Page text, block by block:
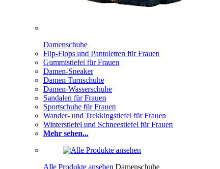
Damenschuhe
Flip-Flops und Pantoletten für Frauen
Gummistiefel für Frauen
Damen-Sneaker
Damen Turnschuhe
Damen-Wasserschuhe
Sandalen für Frauen
Sportschuhe für Frauen
Wander- und Trekkingstiefel für Frauen
Winterstiefel und Schneestiefel für Frauen
Mehr sehen...
Alle Produkte ansehen Damenschuhe